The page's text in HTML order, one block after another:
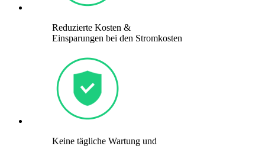
Reduzierte Kosten &
Einsparungen bei den Stromkosten
Keine tägliche Wartung und